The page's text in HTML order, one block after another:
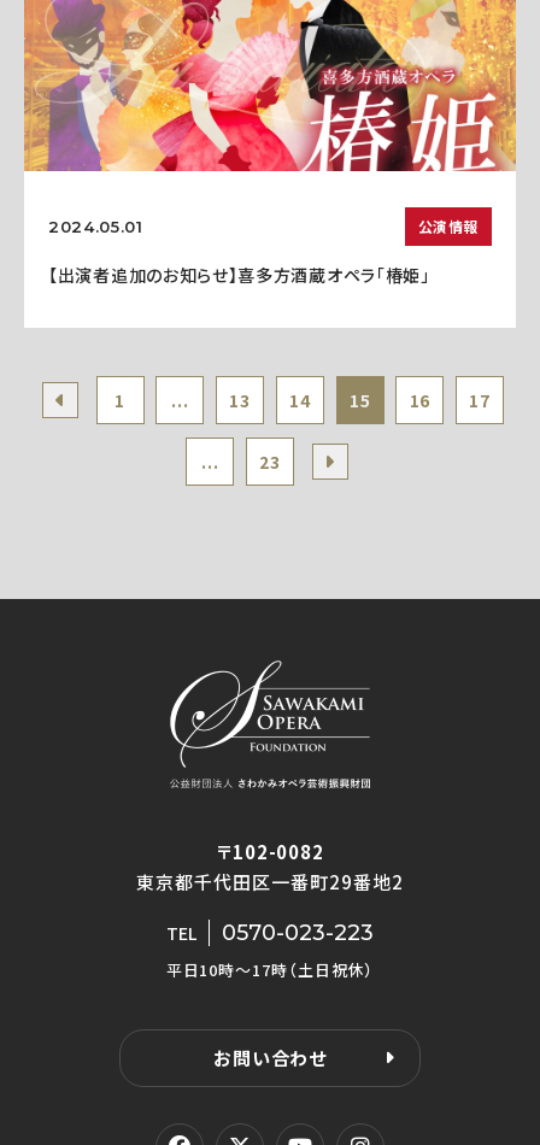
2024.05.01 公演情報
【出演者追加のお知らせ】喜多方酒蔵オペラ「椿姫」
1 ... 13 14 15 16 17
... 23
〒102-0082
東京都千代田区一番町29番地2
TEL 0570-023-223
平日10時〜17時（土日祝休）
お問い合わせ